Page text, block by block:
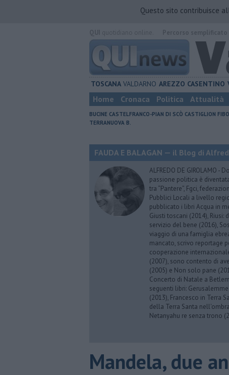
Questo sito contribuisce
TOSCANA VALDARNO AREZZO CASENTINO
Home Cronaca Politica Attualità
BUCINE CASTELFRANCO-PIAN DI SCÒ CASTIGLION
TERRANUOVA B.
FAUDA E BALAGAN — il Blog di
ALFREDO DE GIROLAMO
passione politica è
tra “Pantere”, Fgci,
Pubblici Locali a livello
pubblicato i libri Acqua in
Giusti toscani (2014), Riusi:
servizio del bene (2016),
viaggio di una famiglia
mancato, scrivo reportage
cooperazione
(2007), sono contento di
(2005) e Non solo pane
Concerto di Natale a
seguenti libri:
(2013), Francesco in Terra
della Terra Santa
Netanyahu re senza trono
Mandela, due